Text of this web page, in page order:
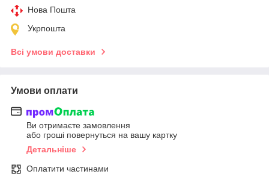
Нова Пошта
Укрпошта
Всі умови доставки
Умови оплати
Ви отримаєте замовлення
або гроші повернуться на вашу картку
Детальніше
Оплатити частинами